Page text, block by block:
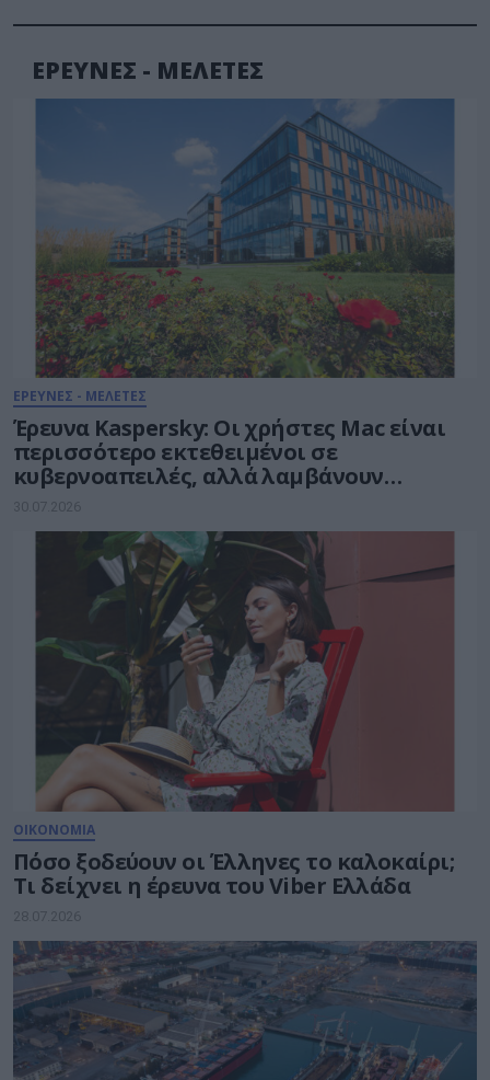
ΕΡΕΥΝΕΣ - ΜΕΛΕΤΕΣ
ΕΡΕΥΝΕΣ - ΜΕΛΕΤΕΣ
Έρευνα Kaspersky: Οι χρήστες Mac είναι
περισσότερο εκτεθειμένοι σε
κυβερνοαπειλές, αλλά λαμβάνουν
λιγότερα μέτρα προστασίας
30.07.2026
ΟΙΚΟΝΟΜΙΑ
Πόσο ξοδεύουν οι Έλληνες το καλοκαίρι;
Τι δείχνει η έρευνα του Viber Ελλάδα
28.07.2026